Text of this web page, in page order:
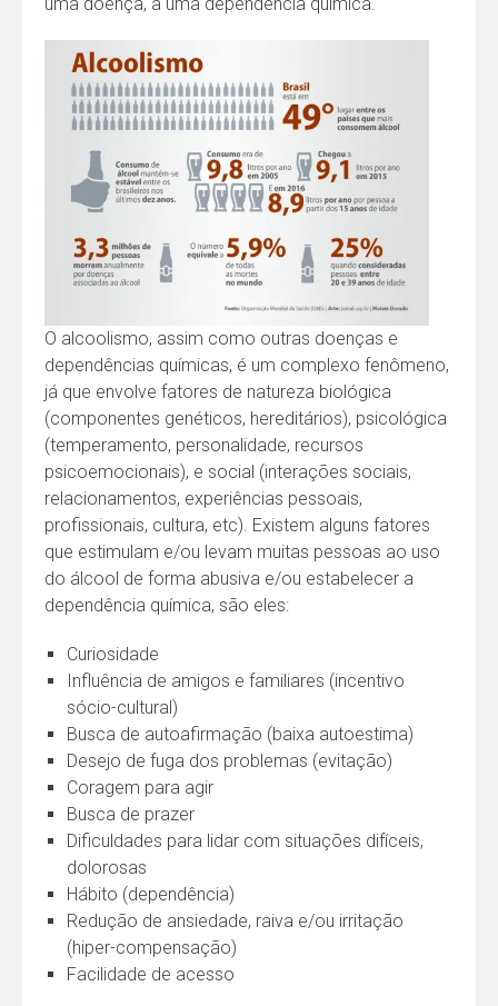
O alcoolismo, assim como outras doenças e
dependências químicas, é um complexo fenômeno,
já que envolve fatores de natureza biológica
(componentes genéticos, hereditários), psicológica
(temperamento, personalidade, recursos
psicoemocionais), e social (interações sociais,
relacionamentos, experiências pessoais,
profissionais, cultura, etc). Existem alguns fatores
que estimulam e/ou levam muitas pessoas ao uso
do álcool de forma abusiva e/ou estabelecer a
dependência química, são eles:
Curiosidade
Influência de amigos e familiares (incentivo
sócio-cultural)
Busca de autoafirmação (baixa autoestima)
Desejo de fuga dos problemas (evitação)
Coragem para agir
Busca de prazer
Dificuldades para lidar com situações difíceis,
dolorosas
Hábito (dependência)
Redução de ansiedade, raiva e/ou irritação
(hiper-compensação)
Facilidade de acesso